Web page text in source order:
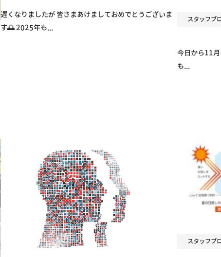
遅くなりましたが 皆さまあけましておめでとうございま
す🌅 2025年も...
スタッフブ
今日から11
も...
スタッフブ